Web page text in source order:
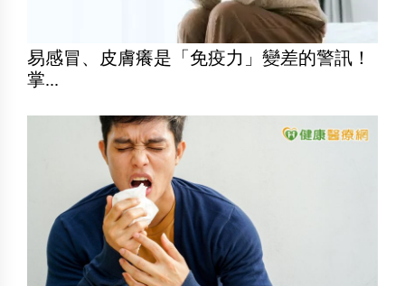
易感冒、皮膚癢是「免疫力」變差的警訊！
掌...